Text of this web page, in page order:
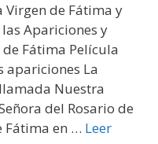
de Fátima y
Apariciones y
Fátima Película
apariciones La
Nuestra
del Rosario de
Fátima en … Leer